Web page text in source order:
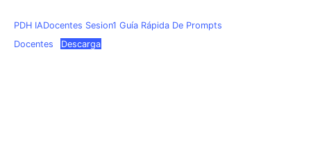
PDH IADocentes Sesion1 Guía Rápida De Prompts
Docentes
Descarga